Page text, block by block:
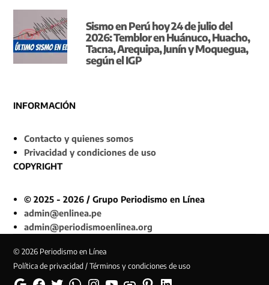
Sismo en Perú hoy 24 de julio del
2026: Temblor en Huánuco, Huacho,
Tacna, Arequipa, Junín y Moquegua,
según el IGP
INFORMACIÓN
Contacto y quienes somos
Privacidad y condiciones de uso
COPYRIGHT
© 2025 - 2026 / Grupo Periodismo en Línea
admin@enlinea.pe
admin@periodismoenlinea.org
© 2026 Periodismo en Línea
Política de privacidad / Términos y condiciones de uso
GoogleFacebookTwitterWhatsappInstagramYouTubeWeb PinterestLinkedin